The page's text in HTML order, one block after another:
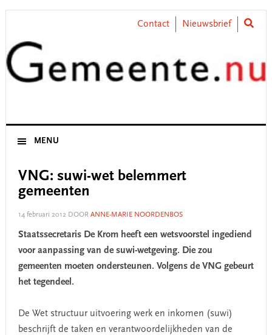
Skip
primary
navigation
Skip
content
Skip
primary
sidebar
Skip
footer
Contact Nieuwsbrief
MENU
VNG: suwi-wet belemmert
gemeenten
14 februari 2012DOOR ANNE-MARIE NOORDENBOS
Staatssecretaris De Krom heeft een wetsvoorstel ingediend
voor aanpassing van de suwi-wetgeving. Die zou
gemeenten moeten ondersteunen. Volgens de VNG gebeurt
het tegendeel.
De Wet structuur uitvoering werk en inkomen (suwi)
beschrijft de taken en verantwoordelijkheden van de